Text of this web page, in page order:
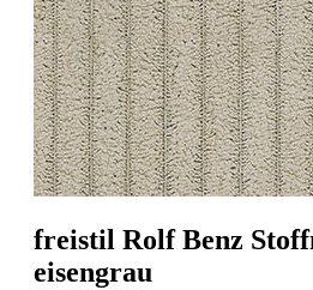
freistil Rolf Benz
eisengrau